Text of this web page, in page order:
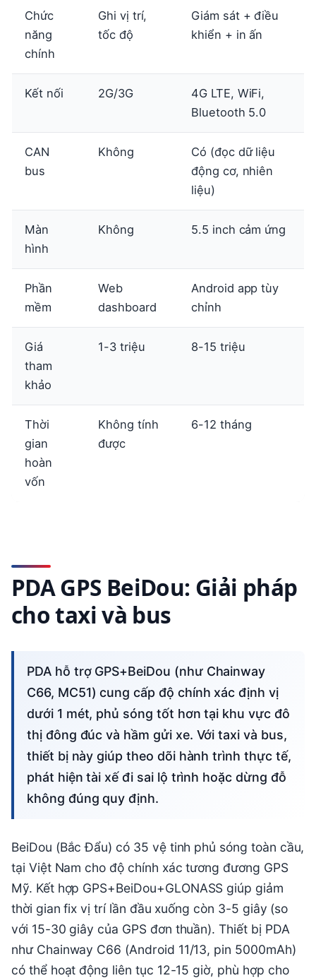
Chức
năng
chính
Ghi vị trí,
tốc độ
Giám sát + điều
khiển + in ấn
Kết nối 2G/3G
4G LTE, WiFi,
Bluetooth 5.0
CAN
bus
Không
Có (đọc dữ liệu
động cơ, nhiên
liệu)
Màn
hình
Không 5.5 inch cảm ứng
Phần
mềm
Web
dashboard
Android app tùy
chỉnh
Giá
tham
khảo
1-3 triệu 8-15 triệu
Thời
gian
hoàn
vốn
Không tính
được
6-12 tháng
PDA GPS BeiDou: Giải pháp
cho taxi và bus
PDA hỗ trợ GPS+BeiDou (như Chainway
C66, MC51) cung cấp độ chính xác định vị
dưới 1 mét, phủ sóng tốt hơn tại khu vực đô
thị đông đúc và hầm gửi xe. Với taxi và bus,
thiết bị này giúp theo dõi hành trình thực tế,
phát hiện tài xế đi sai lộ trình hoặc dừng đỗ
không đúng quy định.
BeiDou (Bắc Đẩu) có 35 vệ tinh phủ sóng toàn cầu,
tại Việt Nam cho độ chính xác tương đương GPS
Mỹ. Kết hợp GPS+BeiDou+GLONASS giúp giảm
thời gian fix vị trí lần đầu xuống còn 3-5 giây (so
với 15-30 giây của GPS đơn thuần). Thiết bị PDA
như Chainway C66 (Android 11/13, pin 5000mAh)
có thể hoạt động liên tục 12-15 giờ, phù hợp cho